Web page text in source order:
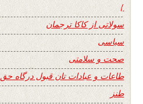
}
سولاتی از کاکا ترجمان
سیاسی
صحت و سلامتی
طاعات و عبادات تان قبول درگاه حق
طنز